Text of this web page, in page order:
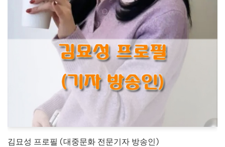
김묘성 프로필 (대중문화 전문기자 방송인)